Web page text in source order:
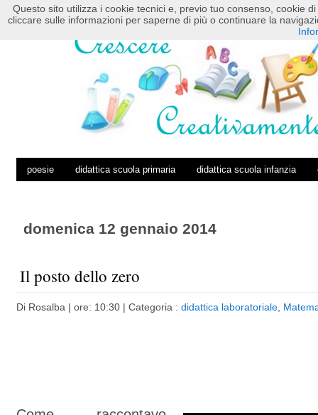
HOME POSTS RSS COMMENTS RSS
poesie didattica scuola primaria didattica scuola infanzia
domenica 12 gennaio 2014
Il posto dello zero
Di Rosalba | ore: 10:30 | Categoria : didattica laboratoriale,
Questo sito utilizza i cookie tecnici e, previo tuo consenso, cookie
cliccare sulle informazioni per saperne di più o continuare la